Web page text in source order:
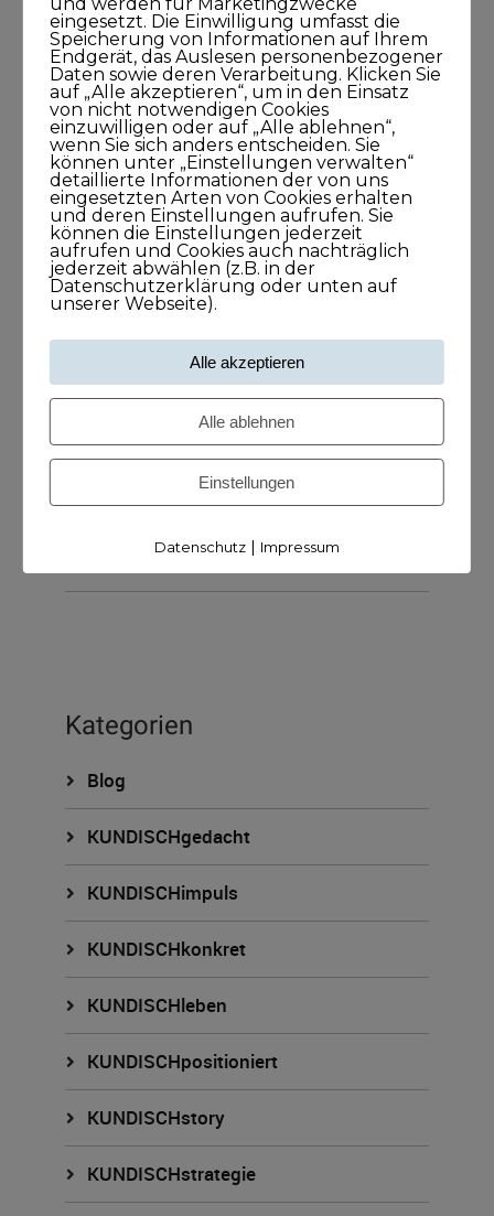
Meine Podcasts
Andreas Dämon ist der Geburtshelfer
für Lösungen
26. November 2021
1Stunde1Minuten
Frank O. Reiss bringt Menschen
zusammen
29. September 2021
43Minuten
Larissa Wasserthal sagt: Alles beginnt
15. April 2021
Kategorien
Blog
KUNDISCHgedacht
KUNDISCHimpuls
KUNDISCHkonkret
KUNDISCHleben
KUNDISCHpositioniert
KUNDISCHstory
KUNDISCHstrategie
eingesetzt. Die Einwilligung umfasst die
Speicherung von Informationen auf Ihrem
Endgerät, das Auslesen personenbezogener
Daten sowie deren Verarbeitung. Klicken Sie
auf „Alle akzeptieren“, um in den Einsatz
von nicht notwendigen Cookies
einzuwilligen oder auf „Alle ablehnen“,
wenn Sie sich anders entscheiden. Sie
können unter „Einstellungen verwalten“
detaillierte Informationen der von uns
eingesetzten Arten von Cookies erhalten
und deren Einstellungen aufrufen. Sie
können die Einstellungen jederzeit
aufrufen und Cookies auch nachträglich
jederzeit abwählen (z.B. in der
Datenschutzerklärung oder unten auf
unserer Webseite).
Alle akzeptieren
Alle ablehnen
Einstellungen
Datenschutz| Impressum